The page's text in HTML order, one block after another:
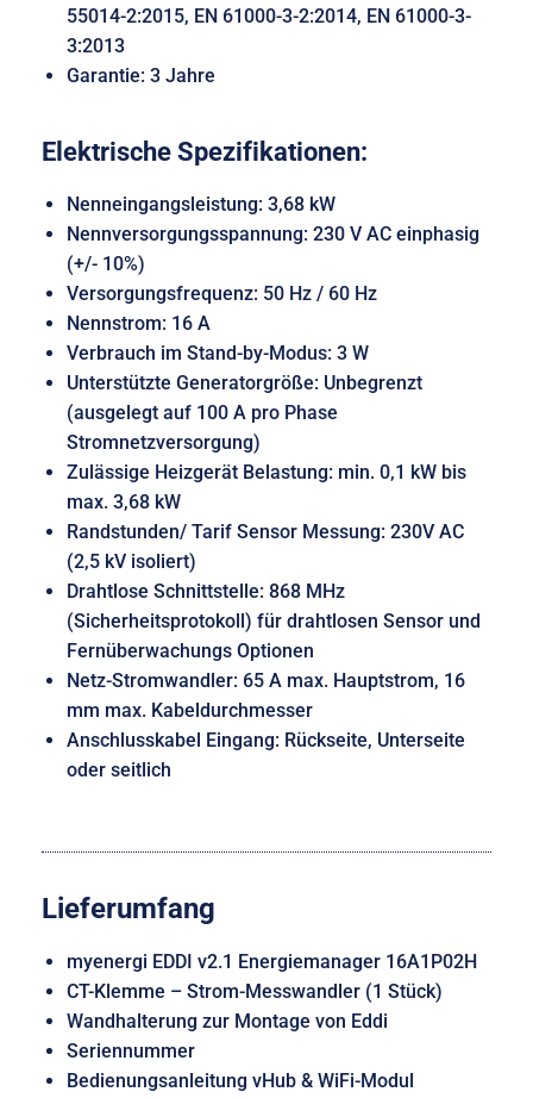
55014-2:2015, EN 61000-3-2:2014, EN 61000-3-
3:2013
Garantie: 3 Jahre
Elektrische Spezifikationen:
Nenneingangsleistung: 3,68 kW
Nennversorgungsspannung: 230 V AC einphasig
(+/- 10%)
Versorgungsfrequenz: 50 Hz / 60 Hz
Nennstrom: 16 A
Verbrauch im Stand-by-Modus: 3 W
Unterstützte Generatorgröße: Unbegrenzt
(ausgelegt auf 100 A pro Phase
Stromnetzversorgung)
Zulässige Heizgerät Belastung: min. 0,1 kW bis
max. 3,68 kW
Randstunden/ Tarif Sensor Messung: 230V AC
(2,5 kV isoliert)
Drahtlose Schnittstelle: 868 MHz
(Sicherheitsprotokoll) für drahtlosen Sensor und
Fernüberwachungs Optionen
Netz-Stromwandler: 65 A max. Hauptstrom, 16
mm max. Kabeldurchmesser
Anschlusskabel Eingang: Rückseite, Unterseite
oder seitlich
Lieferumfang
myenergi EDDI v2.1 Energiemanager 16A1P02H
CT-Klemme – Strom-Messwandler (1 Stück)
Wandhalterung zur Montage von Eddi
Seriennummer
Bedienungsanleitung vHub & WiFi-Modul